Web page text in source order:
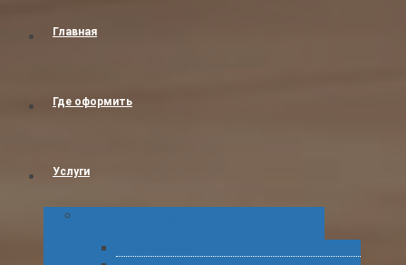
Главная
Где оформить
Услуги